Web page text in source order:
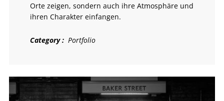
Orte zeigen, sondern auch ihre Atmosphäre und
ihren Charakter einfangen.
Category Portfolio